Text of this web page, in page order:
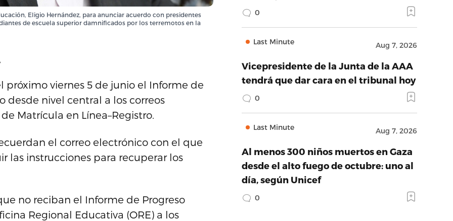
Eligio Hernández, para anunciar acuerdo con presidentes
de escuela superior damnificados por los terremotos en la
viernes 5 de junio el Informe de
desde nivel central a los correos
Matrícula en Línea–Registro.
el correo electrónico con el que
las instrucciones para recuperar los
no reciban el Informe de Progreso
Regional Educativa (ORE) a los
0
Last Minute Aug 7, 2026
Vicepresidente de la Junta de la AAA
tendrá que dar cara en el tribunal hoy
0
Last Minute Aug 7, 2026
Al menos 300 niños muertos en Gaza
desde el alto fuego de octubre: uno al
día, según Unicef
0